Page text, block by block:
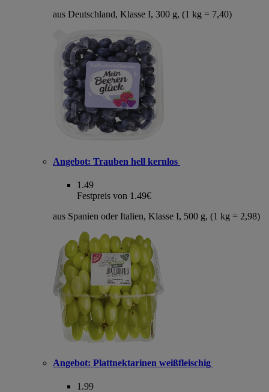
aus Deutschland, Klasse I, 300 g, (1 kg = 7,40)
Angebot: Trauben hell kernlos
1.49
Festpreis von 1.49€
aus Spanien oder Italien, Klasse I, 500 g, (1 kg = 2,98)
Angebot: Plattnektarinen weißfleischig
1.99